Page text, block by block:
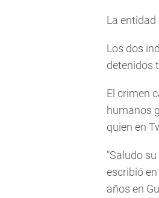
La
Los dos
detenidos
El crimen
humanos
quien en
"Saludo
escribió
años en